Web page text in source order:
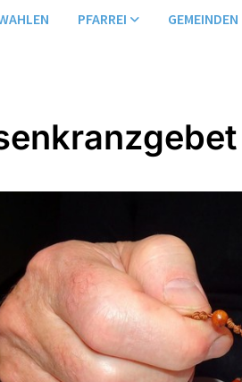
PFARREI GEMEINDEN